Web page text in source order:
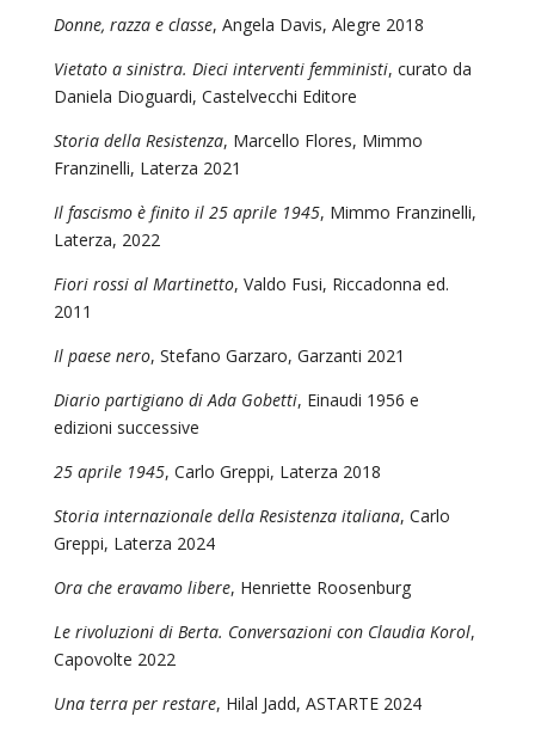
Donne, razza e classe, Angela Davis, Alegre 2018
Vietato a sinistra. Dieci interventi femministi, curato da
Daniela Dioguardi, Castelvecchi Editore
Storia della Resistenza, Marcello Flores, Mimmo
Franzinelli, Laterza 2021
Il fascismo è finito il 25 aprile 1945, Mimmo Franzinelli,
Laterza, 2022
Fiori rossi al Martinetto, Valdo Fusi, Riccadonna ed.
2011
Il paese nero, Stefano Garzaro, Garzanti 2021
Diario partigiano di Ada Gobetti, Einaudi 1956 e
edizioni successive
25 aprile 1945, Carlo Greppi, Laterza 2018
Storia internazionale della Resistenza italiana, Carlo
Greppi, Laterza 2024
Ora che eravamo libere, Henriette Roosenburg
Le rivoluzioni di Berta. Conversazioni con Claudia Korol,
Capovolte 2022
Una terra per restare, Hilal Jadd, ASTARTE 2024